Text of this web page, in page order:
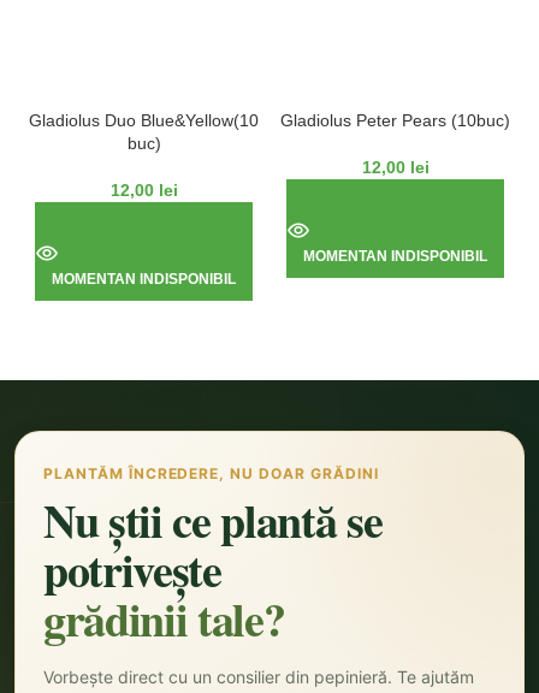
Gladiolus Duo Blue&Yellow(10
buc)
12,00 lei
MOMENTAN INDISPONIBIL
Gladiolus Peter Pears (10buc)
12,00 lei
MOMENTAN INDISPONIBIL
PLANTĂM ÎNCREDERE, NU DOAR GRĂDINI
Nu știi ce plantă se
potrivește
grădinii tale?
Vorbește direct cu un consilier din pepinieră. Te ajutăm